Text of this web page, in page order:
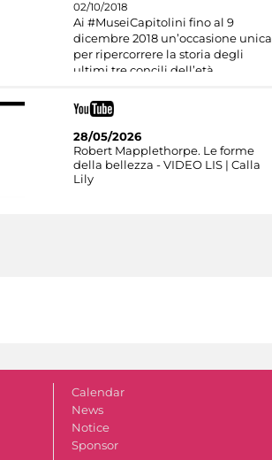
02/10/2018
Ai #MuseiCapitolini fino al 9
dicembre 2018 un’occasione unica
per ripercorrere la storia degli
ultimi tre concili dell’età
28/05/2026
Robert Mapplethorpe. Le forme
della bellezza - VIDEO LIS | Calla
Lily
Calendar
News
Notice
Sponsor